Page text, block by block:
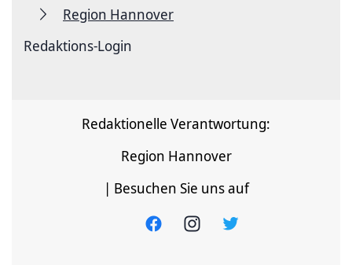
Region Hannover
Redaktions-Login
Redaktionelle Verantwortung:
Region Hannover
| Besuchen Sie uns auf